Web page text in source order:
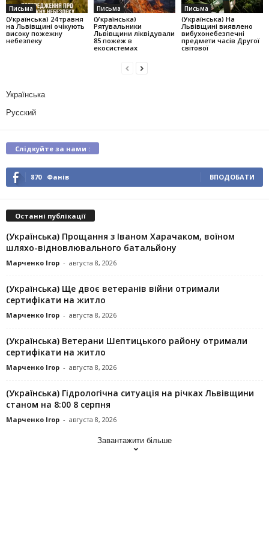
Письма
(Українська) 24 травня
на Львівщині очікують
високу пожежну
небезпеку
Письма
(Українська)
Рятувальники
Львівщини ліквідували
85 пожеж в
екосистемах
Письма
(Українська) На
Львівщині виявлено
вибухонебезпечні
предмети часів Другої
світової
Українська
Русский
Слідкуйте за нами :
870 Фанів ВПОДОБАТИ
Останні публікації
(Українська) Прощання з Іваном Харачаком, воїном
шляхо-відновлювального батальйону
Марченко Ігор - августа 8, 2026
(Українська) Ще двоє ветеранів війни отримали
сертифікати на житло
Марченко Ігор - августа 8, 2026
(Українська) Ветерани Шептицького району отримали
сертифікати на житло
Марченко Ігор - августа 8, 2026
(Українська) Гідрологічна ситуація на річках Львівщини
станом на 8:00 8 серпня
Марченко Ігор - августа 8, 2026
Завантажити більше